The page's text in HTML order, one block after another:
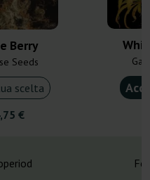
Berry
Seeds
scelta
€